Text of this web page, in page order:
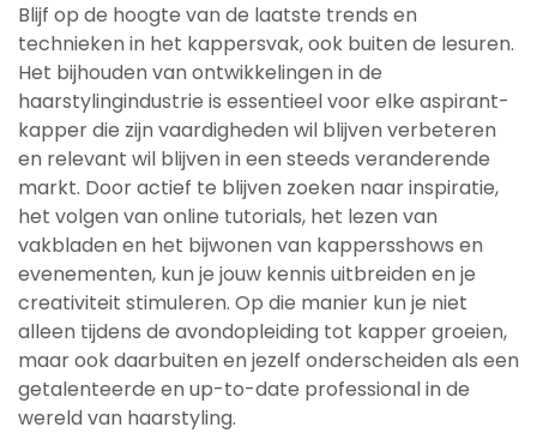
Blijf op de hoogte van de laatste trends en
technieken in het kappersvak, ook buiten de lesuren.
Het bijhouden van ontwikkelingen in de
haarstylingindustrie is essentieel voor elke aspirant-
kapper die zijn vaardigheden wil blijven verbeteren
en relevant wil blijven in een steeds veranderende
markt. Door actief te blijven zoeken naar inspiratie,
het volgen van online tutorials, het lezen van
vakbladen en het bijwonen van kappersshows en
evenementen, kun je jouw kennis uitbreiden en je
creativiteit stimuleren. Op die manier kun je niet
alleen tijdens de avondopleiding tot kapper groeien,
maar ook daarbuiten en jezelf onderscheiden als een
getalenteerde en up-to-date professional in de
wereld van haarstyling.